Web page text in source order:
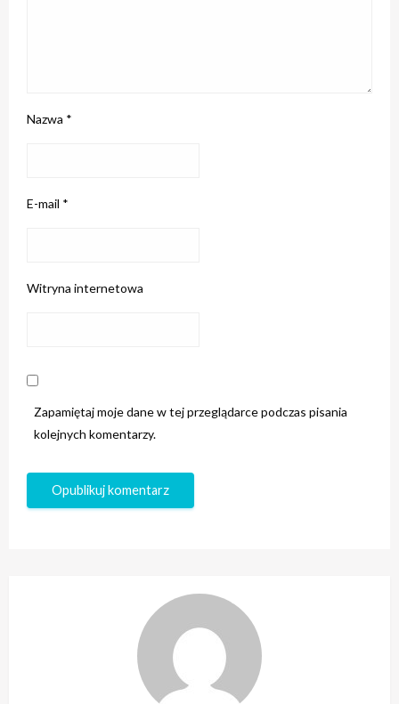
Nazwa *
E-mail *
Witryna internetowa
Zapamiętaj moje dane w tej przeglądarce podczas pisania
kolejnych komentarzy.